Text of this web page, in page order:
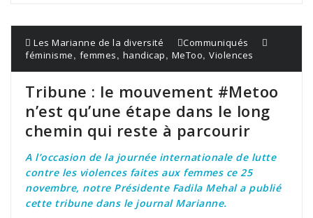
Les Marianne de la diversité
Communiqués
féminisme, femmes, handicap, MeToo, Violences
Tribune : le mouvement #Metoo
n’est qu’une étape dans le long
chemin qui reste à parcourir
A l’occasion de la journée internationale de lutte
contre les violences faites aux femmes ce 25
novembre, notre Présidente Fadila Mehal a publié
cette tribune dans le journal Marianne.